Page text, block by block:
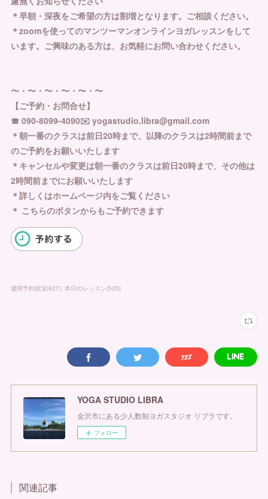
＊早朝・深夜をご希望の方は割増となります。ご相談ください。
＊zoomを使ってのマンツーマンオンラインヨガレッスンをして
います。ご興味のある方は、お気軽にお問い合わせください。
〜・〜・〜・〜・〜・〜
【ご予約・お問合せ】
☎︎ 090-8099-4090✉️ yogastudio.libra@gmail.com
＊朝一番のクラスは前日20時まで、以降のクラスは2時間前まで
のご予約をお願いいたします
＊キャンセルや変更は朝一番のクラスは前日20時まで、その他は
2時間前までにお願いいたします
＊詳しくはホームページ内をご覧ください
＊ こちらのボタンからもご予約できます
週間予約状況 (427) 本日のレッスン(525)
YOGA STUDIO LIBRA
金沢市にある少人数制ヨガスタジオ リブラです。
フォロー
関連記事